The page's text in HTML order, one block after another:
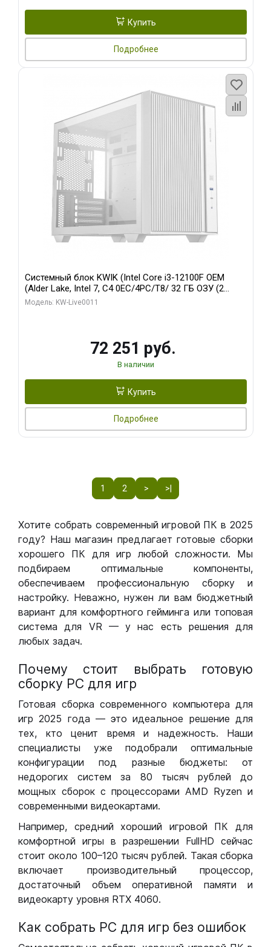
Купить
Подробнее
Системный блок KWIK (Intel Core i3-12100F OEM
(Alder Lake, Intel 7, C4 0EC/4PC/T8/ 32 ГБ ОЗУ (2
модуля)/ MSI RTX3050 VENTUS 2X E OC 6GB GDDR6
Модель: KW-Live0011
72 251 руб.
В наличии
Купить
Подробнее
1 2 > >|
Хотите собрать современный игровой ПК в 2025
году? Наш магазин предлагает готовые сборки
хорошего ПК для игр любой сложности. Мы
подбираем оптимальные компоненты,
обеспечиваем профессиональную сборку и
настройку. Неважно, нужен ли вам бюджетный
вариант для комфортного гейминга или топовая
система для VR — у нас есть решения для
любых задач.
Почему стоит выбрать готовую
сборку РС для игр
Готовая сборка современного компьютера для
игр 2025 года — это идеальное решение для
тех, кто ценит время и надежность. Наши
специалисты уже подобрали оптимальные
конфигурации под разные бюджеты: от
недорогих систем за 80 тысяч рублей до
мощных сборок с процессорами AMD Ryzen и
современными видеокартами.
Например, средний хороший игровой ПК для
комфортной игры в разрешении FullHD сейчас
стоит около 100–120 тысяч рублей. Такая сборка
включает производительный процессор,
достаточный объем оперативной памяти и
видеокарту уровня RTX 4060.
Как собрать РС для игр без ошибок